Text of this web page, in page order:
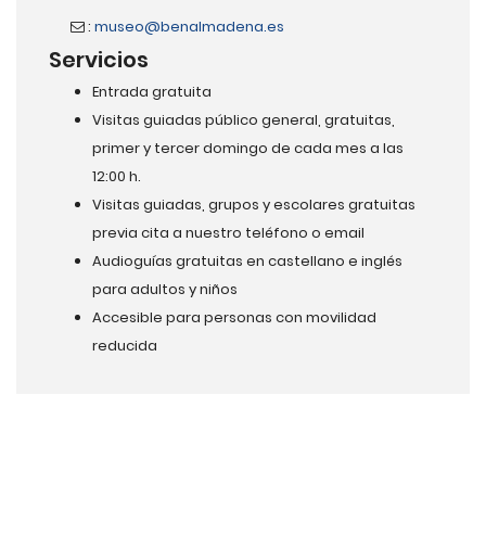
: museo@benalmadena.es
Servicios
Entrada gratuita
Visitas guiadas público general, gratuitas,
primer y tercer domingo de cada mes a las
12:00 h.
Visitas guiadas, grupos y escolares gratuitas
previa cita a nuestro teléfono o email
Audioguías gratuitas en castellano e inglés
para adultos y niños
Accesible para personas con movilidad
reducida